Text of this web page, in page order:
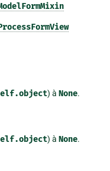
) àNone.
) àNone.